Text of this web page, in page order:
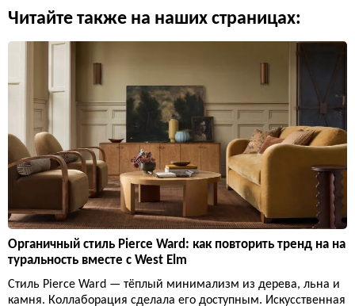
Читайте также на наших страницах:
Органичный стиль Pierce Ward: как повторить тренд на на
туральность вместе с West Elm
Стиль Pierce Ward — тёплый минимализм из дерева, льна и
камня. Коллаборация сделала его доступным. Искусственная